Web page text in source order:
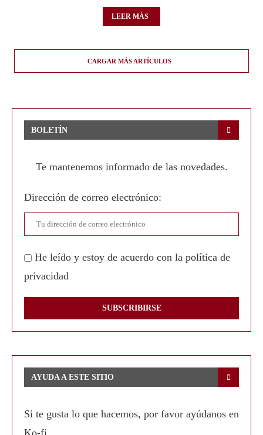
LEER MÁS
CARGAR MÁS ARTÍCULOS
BOLETÍN
Te mantenemos informado de las novedades.
Dirección de correo electrónico:
He leído y estoy de acuerdo con la política de
privacidad
AYUDA A ESTE SITIO
Si te gusta lo que hacemos, por favor ayúdanos en
Ko-fi